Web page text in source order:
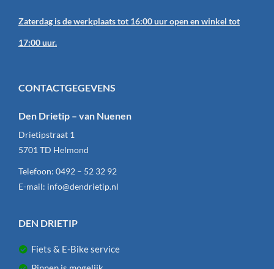
Zaterdag is de werkplaats tot 16:00 uur open en winkel tot
17:00 uur.
CONTACTGEGEVENS
Den Drietip – van Nuenen
Drietipstraat 1
5701 TD Helmond
Telefoon: 0492 – 52 32 92
E-mail: info@dendrietip.nl
DEN DRIETIP
Fiets & E-Bike service